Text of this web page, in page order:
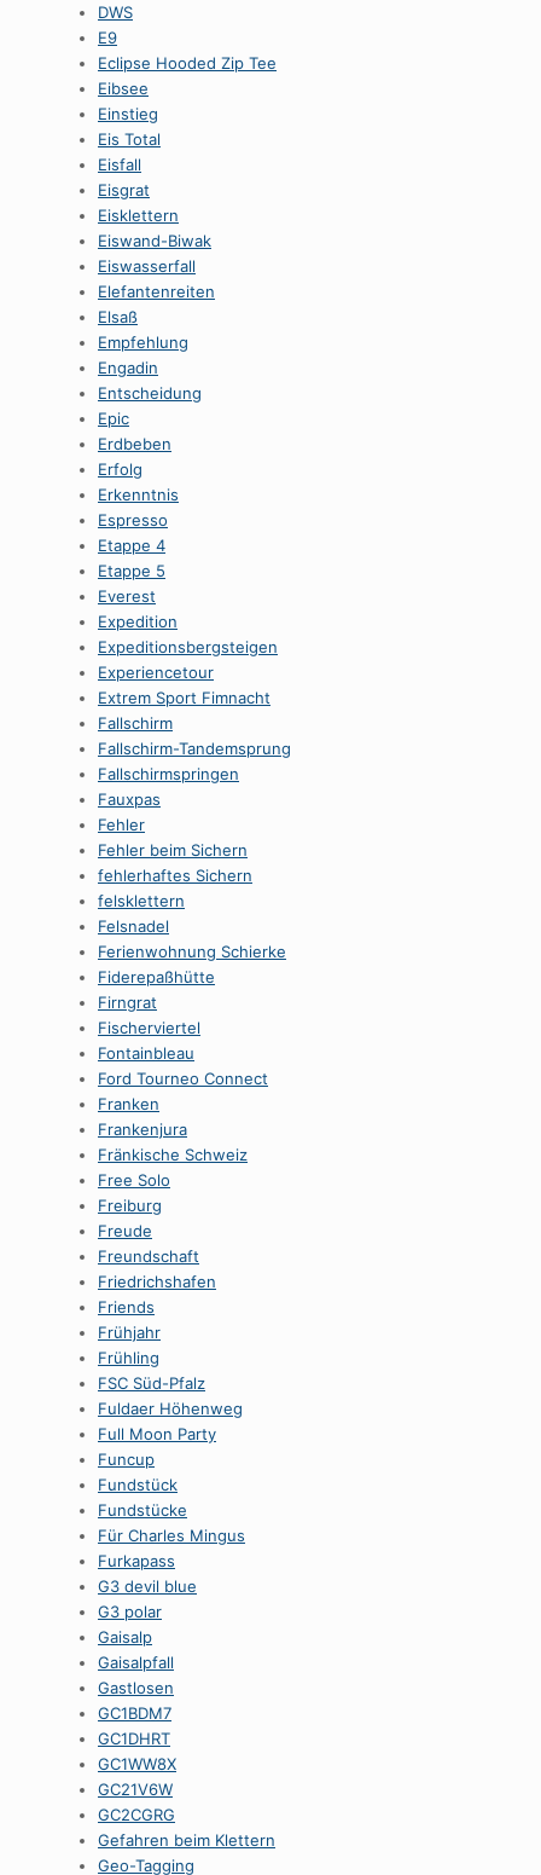
DWS
E9
Eclipse Hooded Zip Tee
Eibsee
Einstieg
Eis Total
Eisfall
Eisgrat
Eisklettern
Eiswand-Biwak
Eiswasserfall
Elefantenreiten
Elsaß
Empfehlung
Engadin
Entscheidung
Epic
Erdbeben
Erfolg
Erkenntnis
Espresso
Etappe 4
Etappe 5
Everest
Expedition
Expeditionsbergsteigen
Experiencetour
Extrem Sport Fimnacht
Fallschirm
Fallschirm-Tandemsprung
Fallschirmspringen
Fauxpas
Fehler
Fehler beim Sichern
fehlerhaftes Sichern
felsklettern
Felsnadel
Ferienwohnung Schierke
Fiderepaßhütte
Firngrat
Fischerviertel
Fontainbleau
Ford Tourneo Connect
Franken
Frankenjura
Fränkische Schweiz
Free Solo
Freiburg
Freude
Freundschaft
Friedrichshafen
Friends
Frühjahr
Frühling
FSC Süd-Pfalz
Fuldaer Höhenweg
Full Moon Party
Funcup
Fundstück
Fundstücke
Für Charles Mingus
Furkapass
G3 devil blue
G3 polar
Gaisalp
Gaisalpfall
Gastlosen
GC1BDM7
GC1DHRT
GC1WW8X
GC21V6W
GC2CGRG
Gefahren beim Klettern
Geo-Tagging